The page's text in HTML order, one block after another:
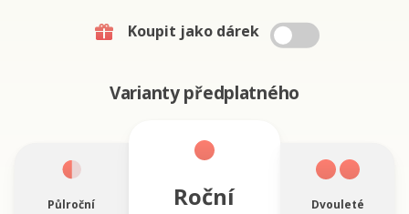
Koupit jako dárek
Varianty předplatného
Půlroční Roční Dvouleté